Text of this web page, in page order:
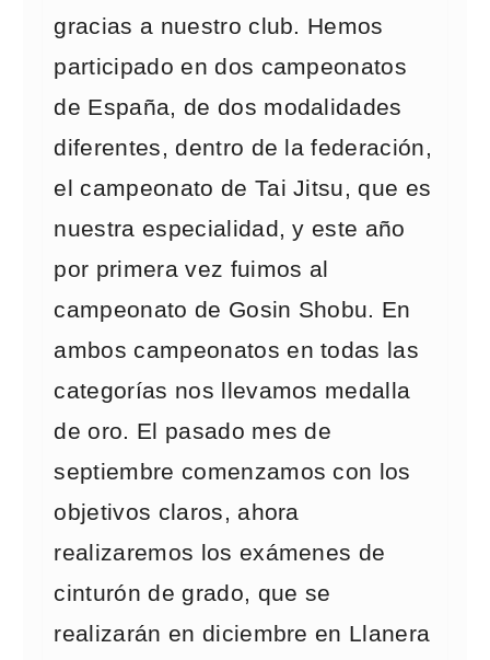
gracias a nuestro club. Hemos
participado en dos campeonatos
de España, de dos modalidades
diferentes, dentro de la federación,
el campeonato de Tai Jitsu, que es
nuestra especialidad, y este año
por primera vez fuimos al
campeonato de Gosin Shobu. En
ambos campeonatos en todas las
categorías nos llevamos medalla
de oro. El pasado mes de
septiembre comenzamos con los
objetivos claros, ahora
realizaremos los exámenes de
cinturón de grado, que se
realizarán en diciembre en Llanera